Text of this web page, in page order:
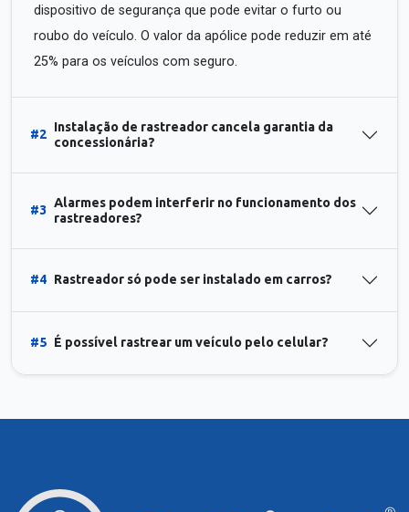
dispositivo de segurança que pode evitar o furto ou
roubo do veículo. O valor da apólice pode reduzir em até
25% para os veículos com seguro.
#2
Instalação de rastreador cancela garantia da
concessionária?
#3
Alarmes podem interferir no funcionamento dos
rastreadores?
#4 Rastreador só pode ser instalado em carros?
#5 É possível rastrear um veículo pelo celular?